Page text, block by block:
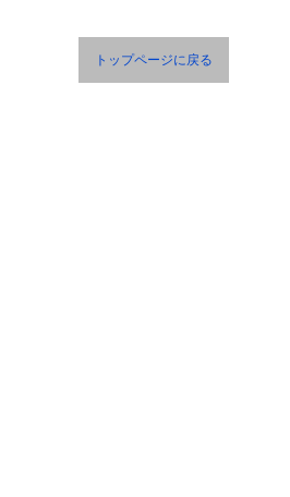
トップページに戻る